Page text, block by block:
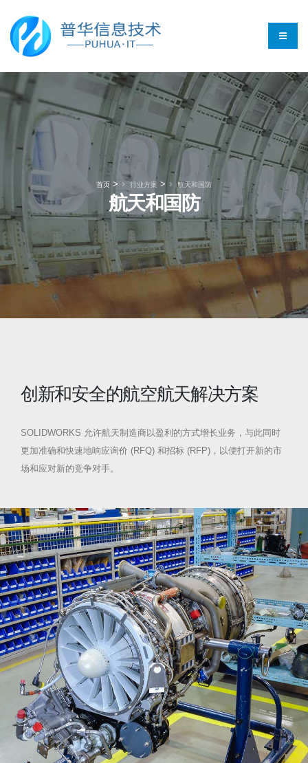
航天和国防
首页 > 行业方案 > 航天和国防
创新和安全的航空航天解决方案
SOLIDWORKS 允许航天制造商以盈利的方式增长业务，与此同时
更加准确和快速地响应询价 (RFQ) 和招标 (RFP)，以便打开新的市
场和应对新的竞争对手。